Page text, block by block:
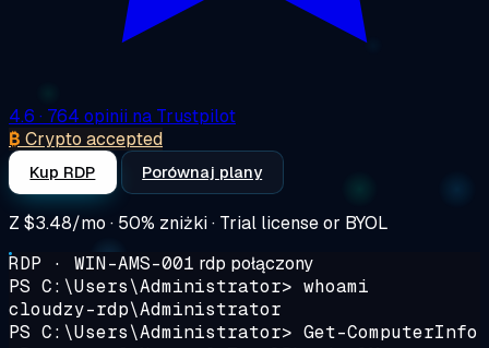
4.6 · 764 opinii na Trustpilot
₿ Crypto accepted
Kup RDP Porównaj plany
Z $3.48/mo · 50% zniżki · Trial license or BYOL
RDP · WIN-AMS-001 rdp połączony
PS C:\Users\Administrator> whoami
cloudzy-rdp\Administrator
PS C:\Users\Administrator> Get-ComputerInfo